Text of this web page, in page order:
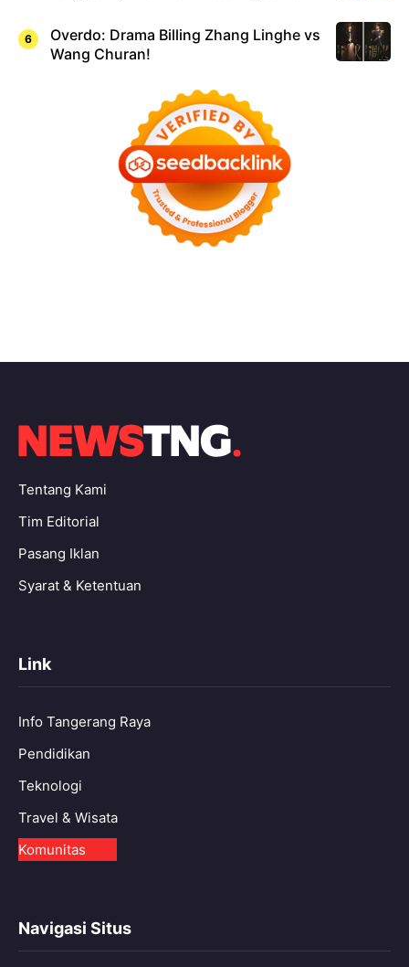
Overdo: Drama Billing Zhang Linghe vs
Wang Churan!
Tentang Kami
Tim Editorial
Pasang Iklan
Syarat & Ketentuan
Link
Info Tangerang Raya
Pendidikan
Teknologi
Travel & Wisata
Komunitas
Navigasi Situs